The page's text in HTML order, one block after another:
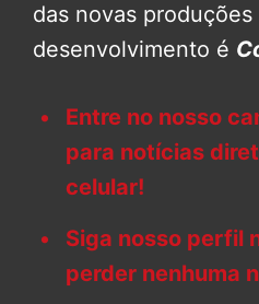
das novas produções
desenvolvimento é
Entre no nosso
para notícias
celular!
Siga nosso perfil
perder nenhuma